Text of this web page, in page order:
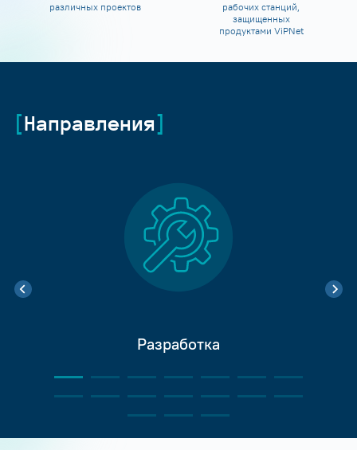
различных проектов
рабочих станций,
защищенных
продуктами ViPNet
Направления
Разработка